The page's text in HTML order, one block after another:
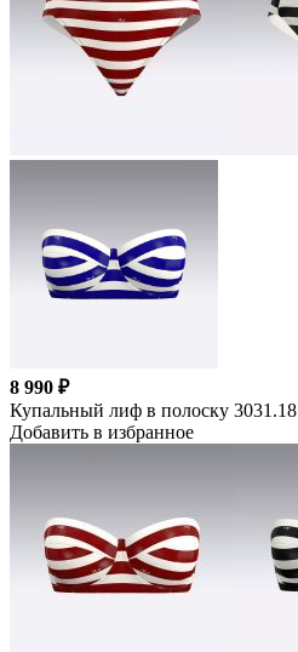
8 990 ₽
Купальный лиф в полоску 3031.18
Добавить в избранное